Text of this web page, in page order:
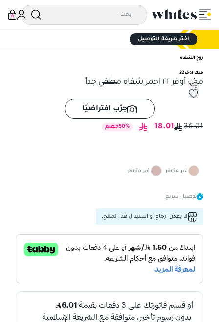
0
اختر طريقة التوصيل
روج الشفاه
ميك اوفر22
ميك أوفر ٢٢ احمر شفاه مطفي جداً
ميك أوفر ٢٢ احمر شفاه مطفي جداً
جرّب افتراضيًا
36.01
18.01
50% خصم
غير متوفر غير متوفر
توصيل سريع
لا يمكن إرجاع أو استبدال هذا المنتج.